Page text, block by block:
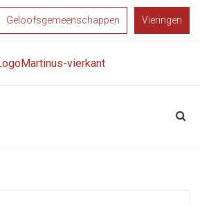
Geloofsgemeenschappen Vieringen